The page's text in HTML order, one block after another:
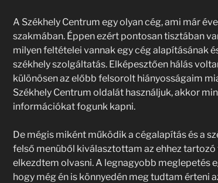
A Székhely Centrum egy olyan cég, ami már
szakmában. Éppen ezért pontosan tisztában
milyen feltételei vannak egy cég alapításának
székhely szolgáltatás. Elképesztően hálás
különösen az előbb felsorolt hiányosságaim
Székhely Centrum oldalát használjuk, akkor
információkat fogunk kapni.
De mégis miként működik a cégalapítás és a
felső menüből kiválasztottam az ehhez
elkezdtem olvasni. A legnagyobb meglepetés
hogy még én is könnyedén meg tudtam érteni